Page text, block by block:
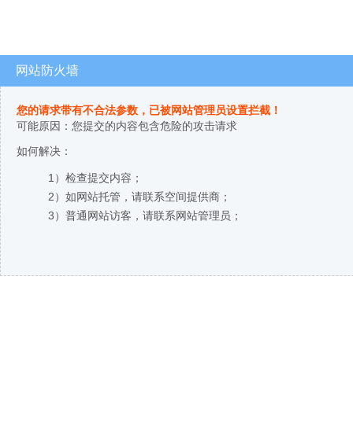
网站防火墙
您的请求带有不合法参数，已被网站管理员设置拦截！
可能原因：您提交的内容包含危险的攻击请求
如何解决：
1）检查提交内容；
2）如网站托管，请联系空间提供商；
3）普通网站访客，请联系网站管理员；